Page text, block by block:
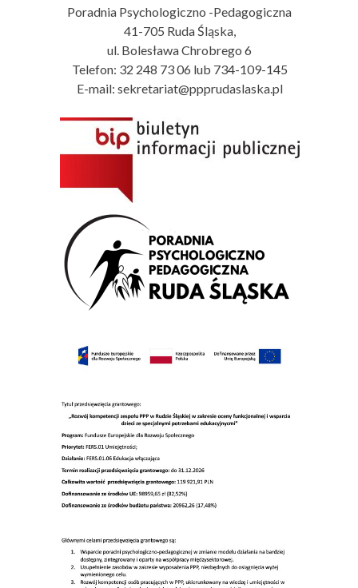
Poradnia Psychologiczno -Pedagogiczna
41-705 Ruda Śląska,
ul. Bolesława Chrobrego 6
Telefon: 32 248 73 06 lub 734-109-145
E-mail: sekretariat@ppprudaslaska.pl